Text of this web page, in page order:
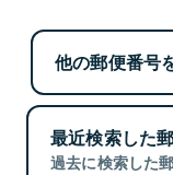
他の郵便番号
最近検索した
過去に検索した